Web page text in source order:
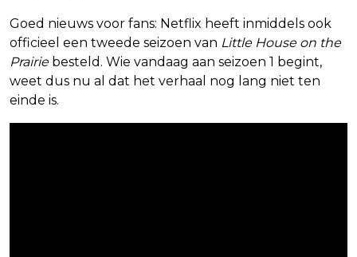
Goed nieuws voor fans: Netflix heeft inmiddels ook
officieel een tweede seizoen van Little House on the
Prairiebesteld. Wie vandaag aan seizoen 1 begint,
weet dus nu al dat het verhaal nog lang niet ten
einde is.